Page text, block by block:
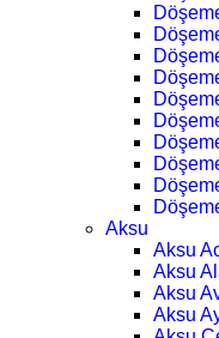
Aksu
Aksu
Aksu
Aksu
Aksu